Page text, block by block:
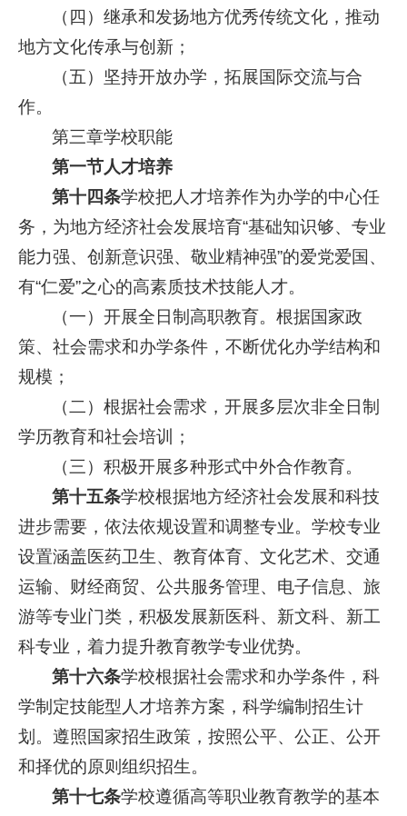
（四）继承和发扬地方优秀传统文化，推动
地方文化传承与创新；
（五）坚持开放办学，拓展国际交流与合
作。
第三章学校职能
第一节人才培养
第十四条学校把人才培养作为办学的中心任
务，为地方经济社会发展培育“基础知识够、专业
能力强、创新意识强、敬业精神强”的爱党爱国、
有“仁爱”之心的高素质技术技能人才。
（一）开展全日制高职教育。根据国家政
策、社会需求和办学条件，不断优化办学结构和
规模；
（二）根据社会需求，开展多层次非全日制
学历教育和社会培训；
（三）积极开展多种形式中外合作教育。
第十五条学校根据地方经济社会发展和科技
进步需要，依法依规设置和调整专业。学校专业
设置涵盖医药卫生、教育体育、文化艺术、交通
运输、财经商贸、公共服务管理、电子信息、旅
游等专业门类，积极发展新医科、新文科、新工
科专业，着力提升教育教学专业优势。
第十六条学校根据社会需求和办学条件，科
学制定技能型人才培养方案，科学编制招生计
划。遵照国家招生政策，按照公平、公正、公开
和择优的原则组织招生。
第十七条学校遵循高等职业教育教学的基本